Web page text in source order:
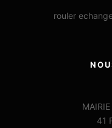
rouler
41